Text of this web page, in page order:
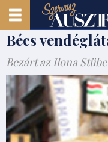
Bécs
Bezárt az Ilona